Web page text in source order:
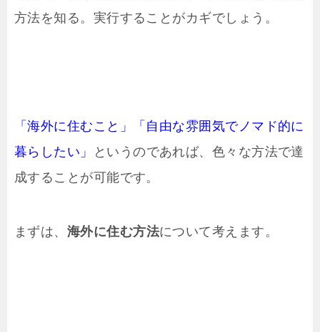
方法を知る。実行することがカギでしょう。
「海外に住むこと」「自由な雰囲気でノマド的に
暮らしたい」
というのであれば、色々な方法で達
成することが可能です。
まずは、 海外に住む方法について考えます。